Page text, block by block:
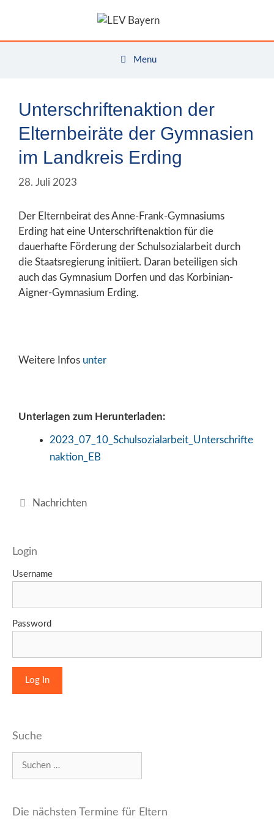
Menu
Unterschriftenaktion der
Elternbeiräte der Gymnasien
im Landkreis Erding
28. Juli 2023
Der Elternbeirat des Anne-Frank-Gymnasiums
Erding hat eine Unterschriftenaktion für die
dauerhafte Förderung der Schulsozialarbeit durch
die Staatsregierung initiiert. Daran beteiligen sich
auch das Gymnasium Dorfen und das Korbinian-
Aigner-Gymnasium Erding.
Weitere Infos unter
Unterlagen zum Herunterladen:
2023_07_10_Schulsozialarbeit_Unterschrifte
naktion_EB
Kategorien
Nachrichten
Login
Username
Password
Suche
Die nächsten Termine für Eltern